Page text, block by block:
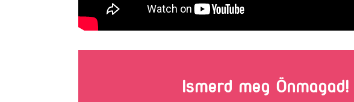
Ismerd meg